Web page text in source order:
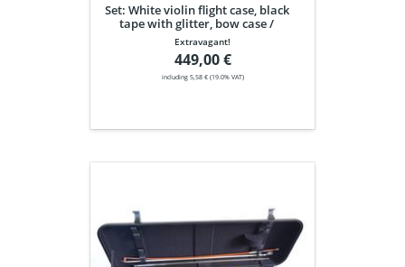
case
Glitzerbänder,
Set: White violin flight case, black
tape with glitter, bow case /
Weißes Violin Flight Case,
schwarze Glitzerbänder,
Bogenetui
Extravagant!
449,00 €
including 5,58 € (19.0% VAT)
small
blossoms